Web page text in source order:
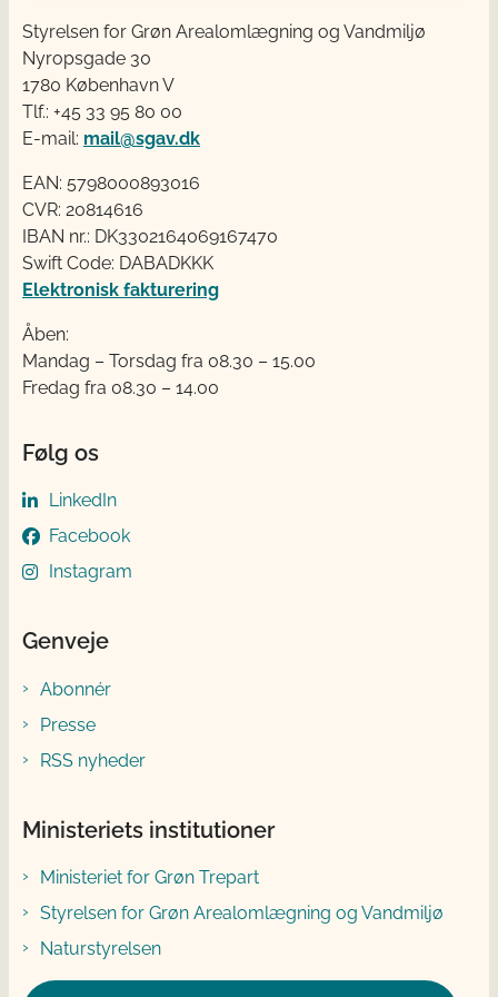
Styrelsen for Grøn Arealomlægning og Vandmiljø
Nyropsgade 30
1780 København V
Tlf.: +45 33 95 80 00
E-mail: mail@sgav.dk
EAN: 5798000893016
CVR: 20814616
IBAN nr.: DK3302164069167470
Swift Code: DABADKKK
Elektronisk fakturering
Åben:
Mandag – Torsdag fra 08.30 – 15.00
Fredag fra 08.30 – 14.00
Følg os
LinkedIn
Facebook
Instagram
Genveje
Abonnér
Presse
RSS nyheder
Ministeriets institutioner
Ministeriet for Grøn Trepart
Styrelsen for Grøn Arealomlægning og Vandmiljø
Naturstyrelsen